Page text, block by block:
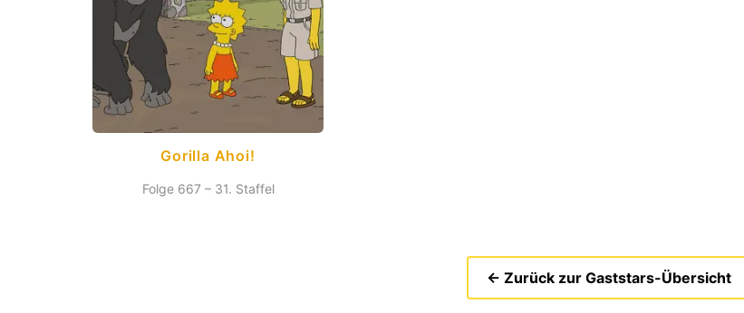
Gorilla Ahoi!
Folge 667 – 31. Staffel
← Zurück zur Gaststars-Übersicht